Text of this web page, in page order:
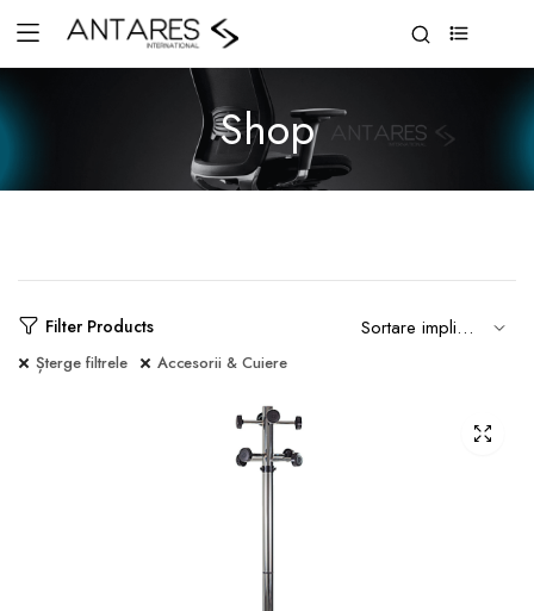
Shop
Filter Products
Șterge filtrele Accesorii & Cuiere